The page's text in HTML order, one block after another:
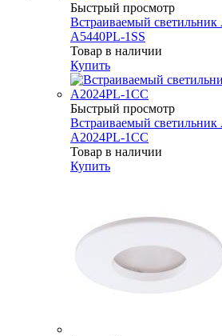
Быстрый просмотр
Встраиваемый светильник
A5440PL-1SS
Товар в наличии
Купить
Быстрый просмотр
Встраиваемый светильник
A2024PL-1CC
Товар в наличии
Купить